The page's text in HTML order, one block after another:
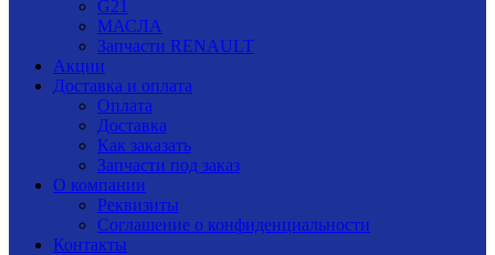
G21
МАСЛА
Запчасти RENAULT
Акции
Доставка и оплата
Оплата
Доставка
Как заказать
Запчасти под заказ
О компании
Реквизиты
Соглашение о конфиденциальности
Контакты